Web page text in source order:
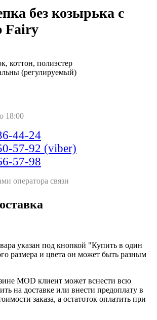
без козырька с
Fairy
коттон, полиэстер
(регулируемый)
18:00
44-24
57-92 (viber)
57-98
оператора связи
указан под кнопкой "Купить в один
размера и цвета он может быть разным
MOD клиент может вснести всю
на доставке или внести предоплату в
заказа, а остатоток оплатить при